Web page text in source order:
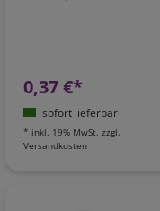
0,37 €*
sofort lieferbar
* inkl. 19% MwSt. zzgl.
Versandkosten